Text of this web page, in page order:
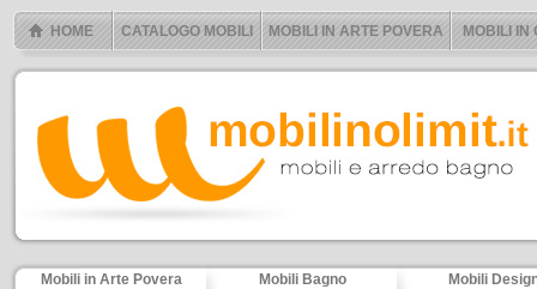
HOME CATALOGO MOBILI MOBILI IN ARTE POVERA MOBILI IN
Mobili in Arte Povera Mobili Bagno Mobili